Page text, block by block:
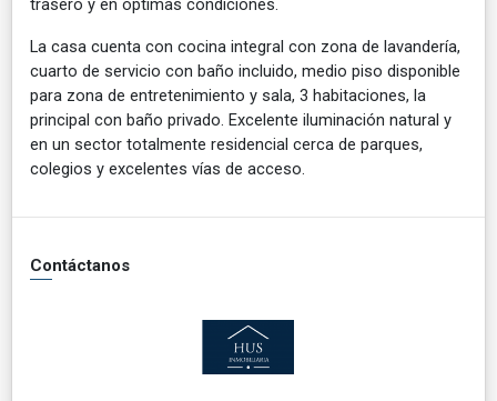
trasero y en óptimas condiciones.
La casa cuenta con cocina integral con zona de lavandería,
cuarto de servicio con baño incluido, medio piso disponible
para zona de entretenimiento y sala, 3 habitaciones, la
principal con baño privado. Excelente iluminación natural y
en un sector totalmente residencial cerca de parques,
colegios y excelentes vías de acceso.
Contáctanos